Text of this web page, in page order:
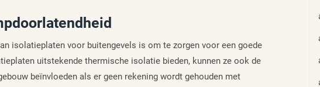
isolatieplaten voor buitengevels is om te zorgen voor een goede
uitstekende thermische isolatie bieden, kunnen ze ook de
beïnvloeden als er geen rekening wordt gehouden met